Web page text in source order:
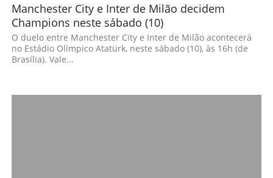
Manchester City e Inter de Milão decidem
Champions neste sábado (10)
O duelo entre Manchester City e Inter de Milão acontecerá
no Estádio Olímpico Atatürk, neste sábado (10), às 16h (de
Brasília). Vale...